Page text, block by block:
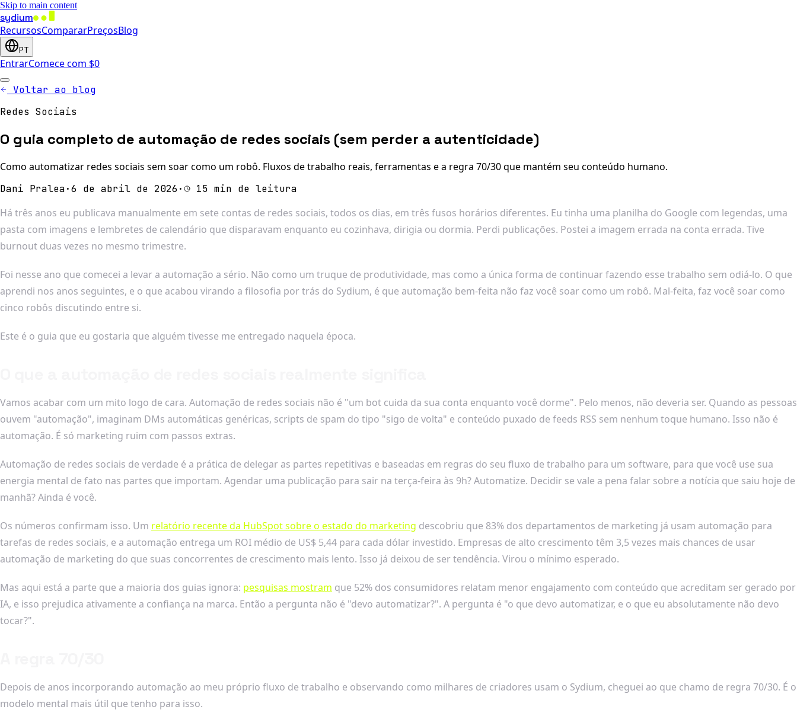
Skip to main content
sydium
RecursosCompararPreçosBlog
PT
EntrarComece com $0
Voltar ao blog
Redes Sociais
O guia completo de automação de redes sociais (sem perder a autenticidade)
Como automatizar redes sociais sem soar como um robô. Fluxos de trabalho reais, ferramentas e a regra 70/30 que mantém seu conteúdo humano.
Dani Pralea·6 de abril de 2026· 15 min de leitura
Há três anos eu publicava manualmente em sete contas de redes sociais, todos os dias, em três fusos horários diferentes. Eu tinha uma planilha do Google com legendas, uma
pasta com imagens e lembretes de calendário que disparavam enquanto eu cozinhava, dirigia ou dormia. Perdi publicações. Postei a imagem errada na conta errada. Tive
burnout duas vezes no mesmo trimestre.
Foi nesse ano que comecei a levar a automação a sério. Não como um truque de produtividade, mas como a única forma de continuar fazendo esse trabalho sem odiá-lo. O que
aprendi nos anos seguintes, e o que acabou virando a filosofia por trás do Sydium, é que automação bem-feita não faz você soar como um robô. Mal-feita, faz você soar como
cinco robôs discutindo entre si.
Este é o guia que eu gostaria que alguém tivesse me entregado naquela época.
Vamos acabar com um mito logo de cara. Automação de redes sociais não é "um bot cuida da sua conta enquanto você dorme". Pelo menos, não deveria ser. Quando as pessoas
ouvem "automação", imaginam DMs automáticas genéricas, scripts de spam do tipo "sigo de volta" e conteúdo puxado de feeds RSS sem nenhum toque humano. Isso não é
automação. É só marketing ruim com passos extras.
Automação de redes sociais de verdade é a prática de delegar as partes repetitivas e baseadas em regras do seu fluxo de trabalho para um software, para que você use sua
energia mental de fato nas partes que importam. Agendar uma publicação para sair na terça-feira às 9h? Automatize. Decidir se vale a pena falar sobre a notícia que saiu hoje de
manhã? Ainda é você.
Os números confirmam isso. Um relatório recente da HubSpot sobre o estado do marketing descobriu que 83% dos departamentos de marketing já usam automação para
tarefas de redes sociais, e a automação entrega um ROI médio de US$ 5,44 para cada dólar investido. Empresas de alto crescimento têm 3,5 vezes mais chances de usar
automação de marketing do que suas concorrentes de crescimento mais lento. Isso já deixou de ser tendência. Virou o mínimo esperado.
Mas aqui está a parte que a maioria dos guias ignora: pesquisas mostram que 52% dos consumidores relatam menor engajamento com conteúdo que acreditam ser gerado por
IA, e isso prejudica ativamente a confiança na marca. Então a pergunta não é "devo automatizar?". A pergunta é "o que devo automatizar, e o que eu absolutamente não devo
tocar?".
Depois de anos incorporando automação ao meu próprio fluxo de trabalho e observando como milhares de criadores usam o Sydium, cheguei ao que chamo de regra 70/30. É o
modelo mental mais útil que tenho para isso.